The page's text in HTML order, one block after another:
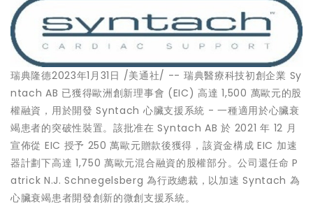
瑞典隆德2023年1月31日 /美通社/ -- 瑞典醫療科技初創企業 Sy
ntach AB 已獲得歐洲創新理事會 (EIC) 高達 1,500 萬歐元的股
權融資，用於開發 Syntach 心臟支援系統 - 一種適用於心臟衰
竭患者的突破性裝置。該批准在 Syntach AB 於 2021 年 12 月
宣佈從 EIC 授予 250 萬歐元贈款後獲得，該資金構成 EIC 加速
器計劃下高達 1,750 萬歐元混合融資的股權部分。公司還任命P
atrick N.J. Schnegelsberg 為行政總裁，以加速 Syntach 為
心臟衰竭患者開發創新的微創支援系統。